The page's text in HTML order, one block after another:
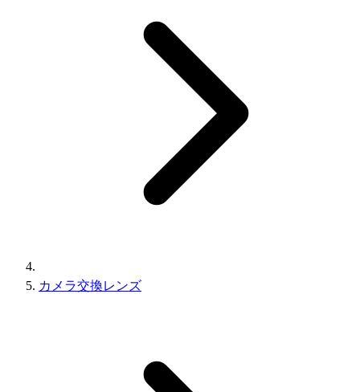
カメラ交換レンズ